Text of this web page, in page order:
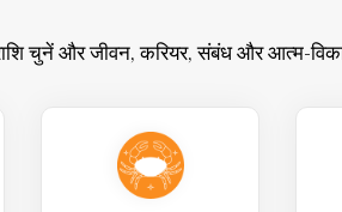
चुनें और जीवन, करियर, संबंध और आत्म-विकास